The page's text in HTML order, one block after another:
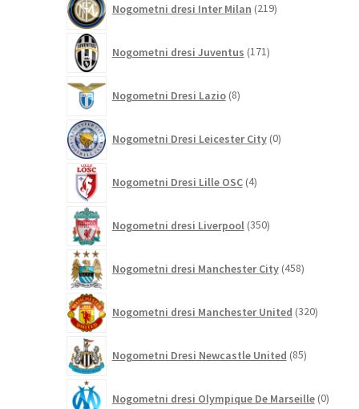
Nogometni dresi Inter Milan 219izdelkov
Nogometni dresi Juventus 171izdelkov
Nogometni Dresi Lazio 8izdelkov
Nogometni Dresi Leicester City 0izdelkov
Nogometni Dresi Lille OSC 4izdelki
Nogometni dresi Liverpool 350izdelkov
Nogometni dresi Manchester City 458izdelkov
Nogometni dresi Manchester United 320izdelkov
Nogometni Dresi Newcastle United 85izdelkov
Nogometni dresi Olympique De Marseille 0